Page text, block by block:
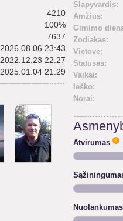
4210
100%
7637
2026.08.06 23:43
2022.12.23 22:27
2025.01.04 21:29
Slapyvardis:
Amžius:
Gimimo
Zodiakas:
Vietovė:
Statusas:
Vaikai:
Ieško:
Norai:
Atvirumas
Nuolankumas